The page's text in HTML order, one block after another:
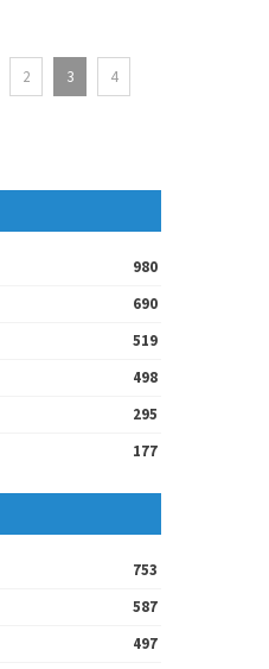
2 3 4
980
690
519
498
295
177
753
587
497